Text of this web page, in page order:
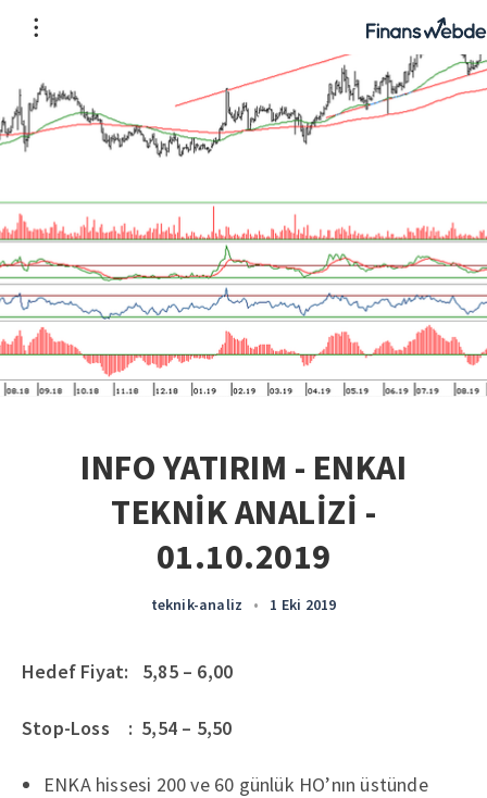
INFO YATIRIM - ENKAI
TEKNİK ANALİZİ -
01.10.2019
teknik-analiz • 1 Eki 2019
Hedef Fiyat: 5,85 – 6,00
Stop-Loss : 5,54 – 5,50
ENKA hissesi 200 ve 60 günlük HO’nın üstünde